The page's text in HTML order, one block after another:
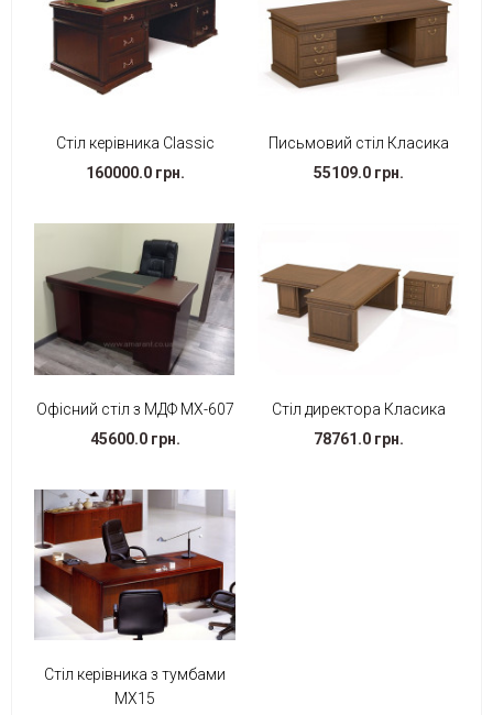
Стіл керівника Classic
160000.0 грн.
Письмовий стіл Класика
55109.0 грн.
Офісний стіл з МДФ МХ-607
45600.0 грн.
Стіл директора Класика
78761.0 грн.
Стіл керівника з тумбами
МХ15